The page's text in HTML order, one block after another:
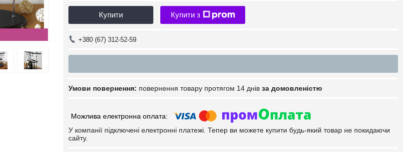
Купити Купити з
+380 (67) 312-52-59
повернення товару протягом 14 днів за домовленістю
У компанії підключені електронні платежі. Тепер ви можете купити будь-який товар не покидаючи
сайту.